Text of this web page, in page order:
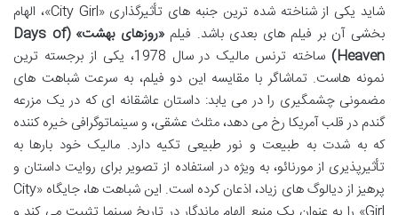
شاید یکی از شناخته شده ترین جنبه های تأثیرگذاری «City Girl»، الهام
بخشی آن بر فیلم های بعدی باشد. فیلم
«روزهای بهشت» (Days of
Heaven)
ساخته ترنس مالیک در سال 1978، یکی از برجسته ترین
نمونه هاست. تماشاگر با مقایسه این دو فیلم، به سرعت شباهت های
مضمونی چشمگیری را در می یابد: داستان عاشقانه ای که در یک مزرعه
گندم در قلب آمریکا رخ می دهد، مثلث عشقی، و سینماتوگرافی خیره کننده
که به شدت به طبیعت و نور طبیعی تکیه دارد. مالیک خود بارها به
تأثیرپذیری از مورنائو، به ویژه در استفاده از تصویر برای روایت داستان و
پرهیز از دیالوگ های زیاد، اذعان کرده است. این شباهت ها، جایگاه «City